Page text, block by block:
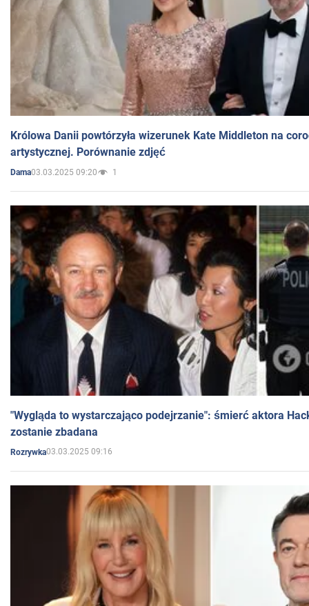
Królowa Danii powtórzyła wizerunek Kate Middleton na
artystycznej. Porównanie zdjęć
Dama03.03.2025 09:20 1
"Wygląda to wystarczająco podejrzanie": śmierć aktora
zostanie zbadana
Rozrywka03.03.2025 09:16